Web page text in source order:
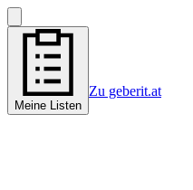
Meine Listen
Zu geberit.at